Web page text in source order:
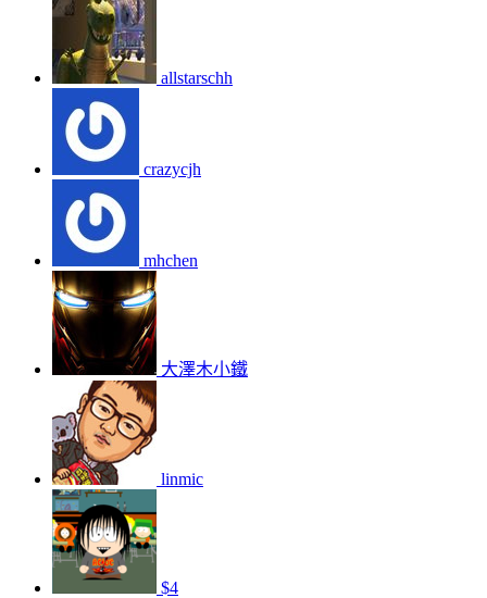
allstarschh
crazycjh
mhchen
大澤木小鐵
linmic
$4